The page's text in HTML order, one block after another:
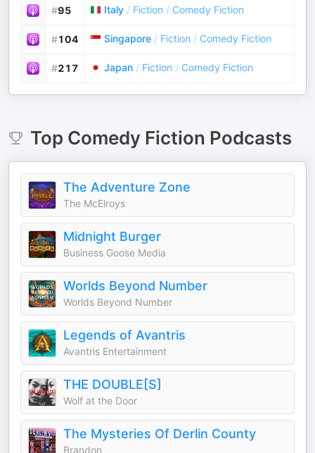
#95 Italy / Fiction / Comedy Fiction
#104 Singapore / Fiction / Comedy Fiction
#217 Japan / Fiction / Comedy Fiction
Top Comedy Fiction Podcasts
The Adventure Zone
The McElroys
Midnight Burger
Business Goose Media
Worlds Beyond Number
Worlds Beyond Number
Legends of Avantris
Avantris Entertainment
THE DOUBLE[S]
Wolf at the Door
The Mysteries Of Derlin County
Brandon